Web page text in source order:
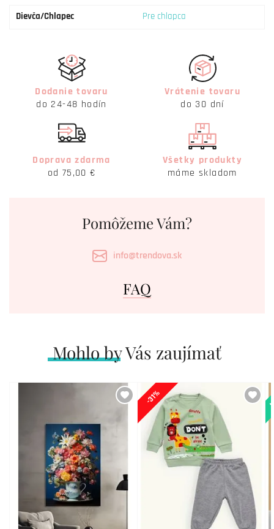
Dievča/Chlapec Pre chlapca
Dodanie tovaru
do 24-48 hodín
Vrátenie tovaru
do 30 dní
Doprava zdarma
od 75,00 €
Všetky produkty
máme skladom
Pomôžeme Vám?
info@trendova.sk
FAQ
Mohlo by Vás zaujímať
-31%